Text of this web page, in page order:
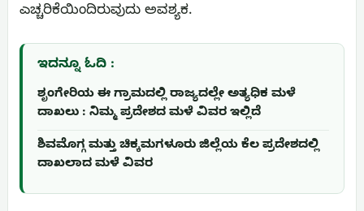
ಎಚ್ಚರಿಕೆಯಿಂದಿರುವುದು ಅವಶ್ಯಕ.
ಇದನ್ನೂ ಓದಿ :
ಶೃಂಗೇರಿಯ ಈ ಗ್ರಾಮದಲ್ಲಿ ರಾಜ್ಯದಲ್ಲೇ ಅತ್ಯಧಿಕ ಮಳೆ
ದಾಖಲು : ನಿಮ್ಮ ಪ್ರದೇಶದ ಮಳೆ ವಿವರ ಇಲ್ಲಿದೆ
ಶಿವಮೊಗ್ಗ ಮತ್ತು ಚಿಕ್ಕಮಗಳೂರು ಜಿಲ್ಲೆಯ ಕೆಲ ಪ್ರದೇಶದಲ್ಲಿ
ದಾಖಲಾದ ಮಳೆ ವಿವರ